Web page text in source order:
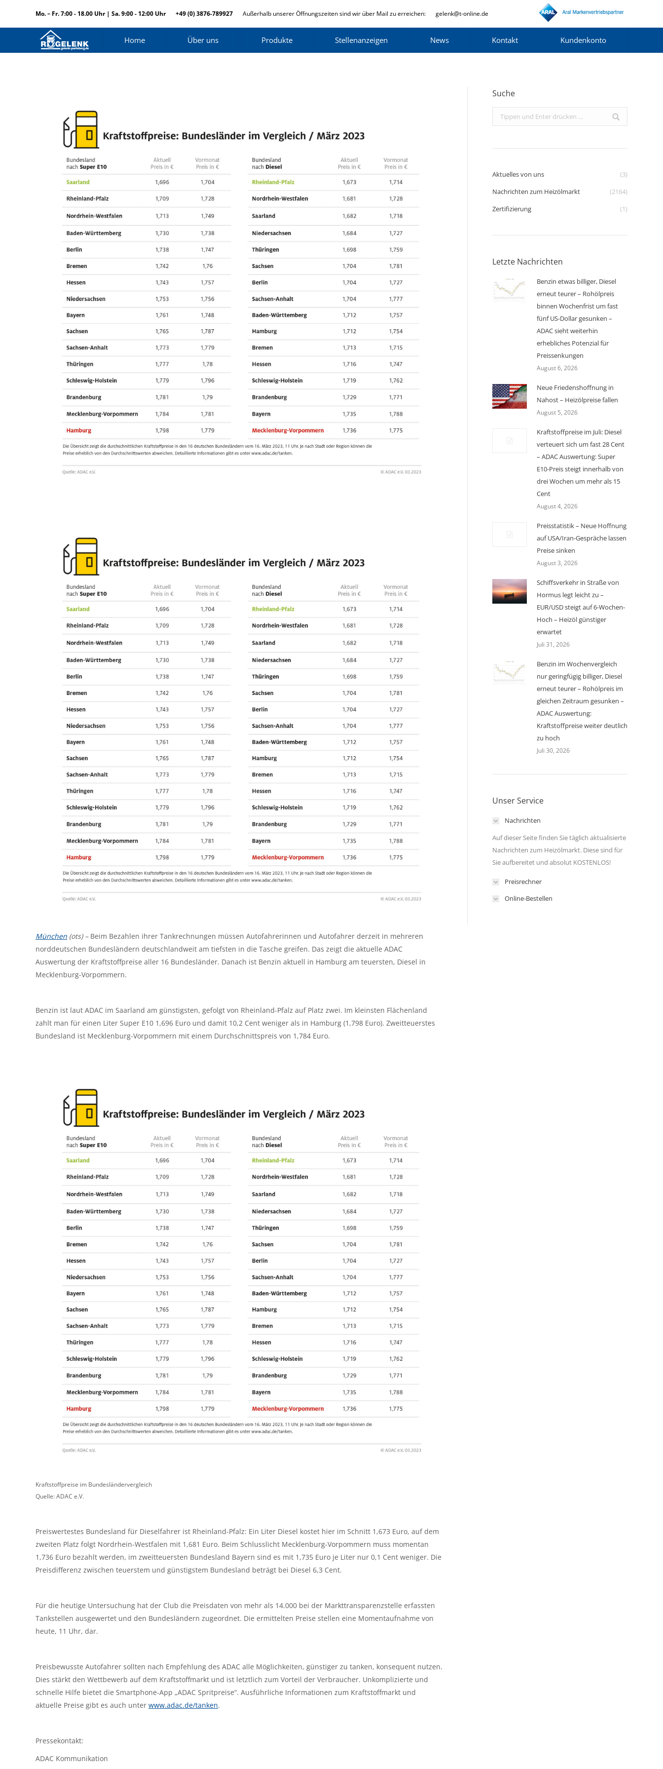
Mo. – Fr. 7:00 - 18.00 Uhr | Sa. 9:00 - 12:00 Uhr +49 (0) 3876-789927 Außerhalb unserer Öffnungszeiten sind wir über Mail zu erreichen: gelenk@t-online.de
Home Über uns Produkte Stellenanzeigen News Kontakt Kundenkonto
München (ots) – Beim Bezahlen ihrer Tankrechnungen müssen Autofahrerinnen und Autofahrer derzeit in mehreren
norddeutschen Bundesländern deutschlandweit am tiefsten in die Tasche greifen. Das zeigt die aktuelle ADAC
Auswertung der Kraftstoffpreise aller 16 Bundesländer. Danach ist Benzin aktuell in Hamburg am teuersten, Diesel in
Mecklenburg-Vorpommern.
Benzin ist laut ADAC im Saarland am günstigsten, gefolgt von Rheinland-Pfalz auf Platz zwei. Im kleinsten Flächenland
zahlt man für einen Liter Super E10 1,696 Euro und damit 10,2 Cent weniger als in Hamburg (1,798 Euro). Zweitteuerstes
Bundesland ist Mecklenburg-Vorpommern mit einem Durchschnittspreis von 1,784 Euro.
Kraftstoffpreise im Bundesländervergleich
Quelle: ADAC e.V.
Preiswertestes Bundesland für Dieselfahrer ist Rheinland-Pfalz: Ein Liter Diesel kostet hier im Schnitt 1,673 Euro, auf dem
zweiten Platz folgt Nordrhein-Westfalen mit 1,681 Euro. Beim Schlusslicht Mecklenburg-Vorpommern muss momentan
1,736 Euro bezahlt werden, im zweitteuersten Bundesland Bayern sind es mit 1,735 Euro je Liter nur 0,1 Cent weniger. Die
Preisdifferenz zwischen teuerstem und günstigstem Bundesland beträgt bei Diesel 6,3 Cent.
Für die heutige Untersuchung hat der Club die Preisdaten von mehr als 14.000 bei der Markttransparenzstelle erfassten
Tankstellen ausgewertet und den Bundesländern zugeordnet. Die ermittelten Preise stellen eine Momentaufnahme von
heute, 11 Uhr, dar.
Preisbewusste Autofahrer sollten nach Empfehlung des ADAC alle Möglichkeiten, günstiger zu tanken, konsequent nutzen.
Dies stärkt den Wettbewerb auf dem Kraftstoffmarkt und ist letztlich zum Vorteil der Verbraucher. Unkomplizierte und
schnelle Hilfe bietet die Smartphone-App „ADAC Spritpreise“. Ausführliche Informationen zum Kraftstoffmarkt und
aktuelle Preise gibt es auch unter www.adac.de/tanken.
Pressekontakt:
ADAC Kommunikation
Suche
Search:
Aktuelles von uns
(3)
Nachrichten zum Heizölmarkt
(2164)
Zertifizierung
(1)
Letzte Nachrichten
Benzin etwas billiger, Diesel
erneut teurer – Rohölpreis
binnen Wochenfrist um fast
fünf US-Dollar gesunken –
ADAC sieht weiterhin
erhebliches Potenzial für
Preissenkungen
August 6, 2026
Neue Friedenshoffnung in
Nahost – Heizölpreise fallen
August 5, 2026
Kraftstoffpreise im Juli: Diesel
verteuert sich um fast 28 Cent
– ADAC Auswertung: Super
E10-Preis steigt innerhalb von
drei Wochen um mehr als 15
Cent
August 4, 2026
Preisstatistik – Neue Hoffnung
auf USA/Iran-Gespräche lassen
Preise sinken
August 3, 2026
Schiffsverkehr in Straße von
Hormus legt leicht zu –
EUR/USD steigt auf 6-Wochen-
Hoch – Heizöl günstiger
erwartet
Juli 31, 2026
Benzin im Wochenvergleich
nur geringfügig billiger, Diesel
erneut teurer – Rohölpreis im
gleichen Zeitraum gesunken –
ADAC Auswertung:
Kraftstoffpreise weiter deutlich
zu hoch
Juli 30, 2026
Unser Service
Nachrichten
Auf dieser Seite finden Sie täglich aktualisierte
Nachrichten zum Heizölmarkt. Diese sind für
Sie aufbereitet und absolut KOSTENLOS!
Preisrechner
Online-Bestellen